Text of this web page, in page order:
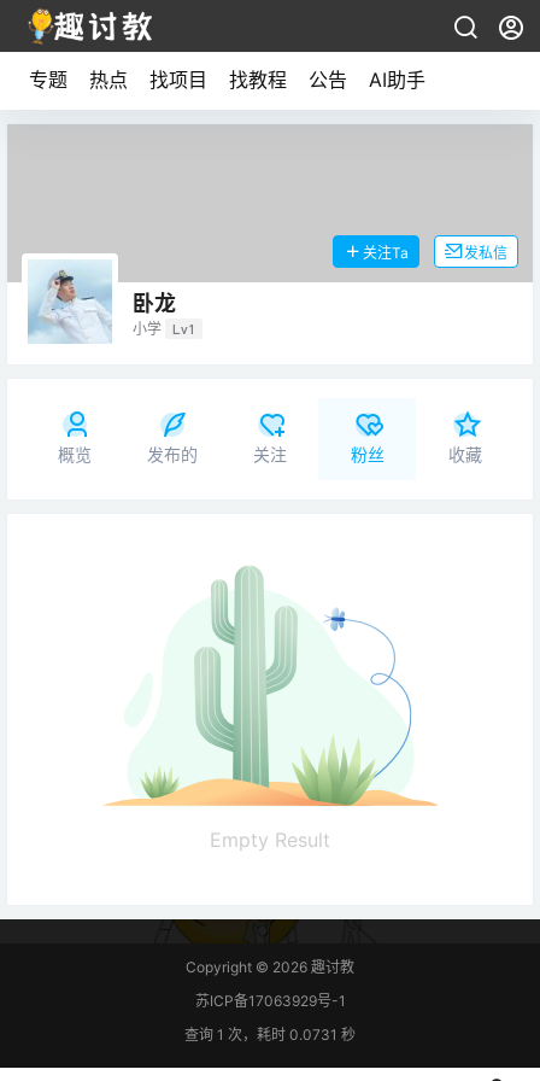
专题 热点 找项目 找教程 公告 AI助手
卧龙
小学 Lv1
关注Ta 发私信
概览 发布的 关注 粉丝 收藏
Empty Result
Copyright © 2026 趣讨教
苏ICP备17063929号-1
查询 1 次，耗时 0.0731 秒